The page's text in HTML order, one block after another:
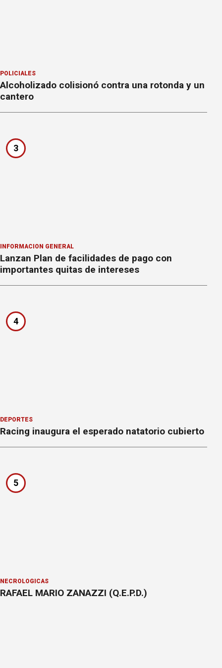
POLICIALES
Alcoholizado colisionó contra una rotonda y un
cantero
3
INFORMACION GENERAL
Lanzan Plan de facilidades de pago con
importantes quitas de intereses
4
DEPORTES
Racing inaugura el esperado natatorio cubierto
5
NECROLÓGICAS
RAFAEL MARIO ZANAZZI (Q.E.P.D.)